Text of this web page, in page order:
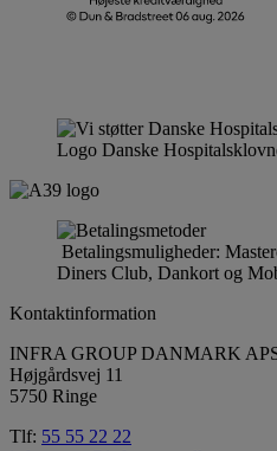
Logo Danske
Betalingsmuligheder:
Diners Club, Dankort og
Kontaktinformation
INFRA GROUP DANMARK
Højgårdsvej 11
5750 Ringe
Tlf: 55 55 22 22